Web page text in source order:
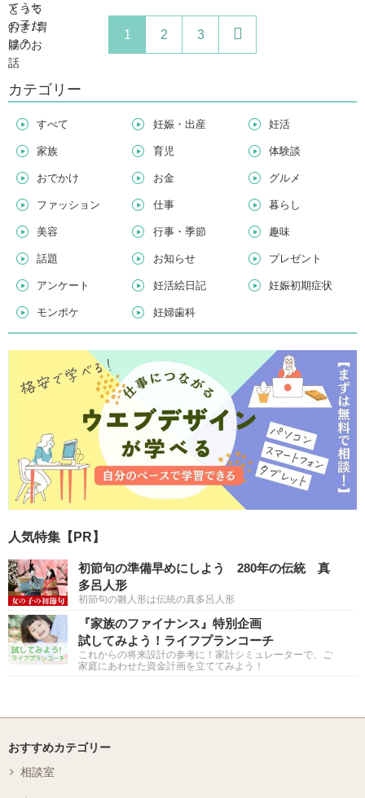
1 2 3
カテゴリー
すべて 妊娠・出産 妊活
家族 育児 体験談
おでかけ お金 グルメ
ファッション 仕事 暮らし
美容 行事・季節 趣味
話題 お知らせ プレゼント
アンケート 妊活絵日記 妊娠初期症状
モンポケ 妊婦歯科
人気特集【PR】
初節句の準備早めにしよう 280年の伝統 真
多呂人形
初節句の雛人形は伝統の真多呂人形
『家族のファイナンス』特別企画
試してみよう！ライフプランコーチ
これからの将来設計の参考に！家計シミュレーターで、ご
家庭にあわせた資金計画を立ててみよう！
おすすめカテゴリー
相談室